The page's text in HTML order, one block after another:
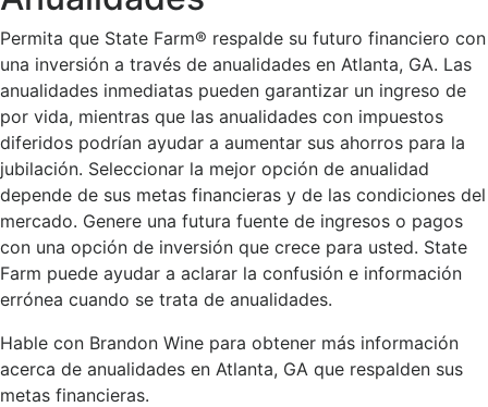
Permita que State Farm® respalde su futuro financiero con
una inversión a través de anualidades en Atlanta, GA. Las
anualidades inmediatas pueden garantizar un ingreso de
por vida, mientras que las anualidades con impuestos
diferidos podrían ayudar a aumentar sus ahorros para la
jubilación. Seleccionar la mejor opción de anualidad
depende de sus metas financieras y de las condiciones del
mercado. Genere una futura fuente de ingresos o pagos
con una opción de inversión que crece para usted. State
Farm puede ayudar a aclarar la confusión e información
errónea cuando se trata de anualidades.
Hable con Brandon Wine para obtener más información
acerca de anualidades en Atlanta, GA que respalden sus
metas financieras.